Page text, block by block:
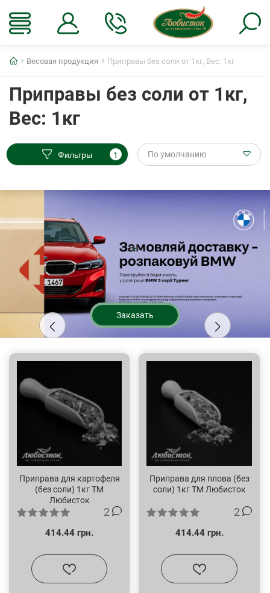
Главная
Весовая продукция Приправы без соли от 1кг, Вес: 1кг
Приправы без соли от 1кг,
Вес: 1кг
Фильтры 1 По умолчанию
.
Заказать
Приправа для картофеля
(без соли) 1кг ТМ
Любисток
2
414.44 грн.
Приправа для плова (без
соли) 1кг ТМ Любисток
2
414.44 грн.